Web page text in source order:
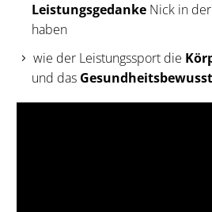
Leistungsgedanke Nick in
haben
wie der Leistungssport die
und das